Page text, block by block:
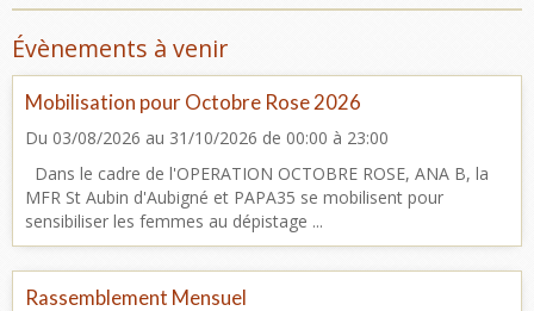
Évènements à venir
Mobilisation pour Octobre Rose 2026
Du 03/08/2026 au 31/10/2026 de 00:00 à 23:00
Dans le cadre de l'OPERATION OCTOBRE ROSE, ANA B, la
MFR St Aubin d'Aubigné et PAPA35 se mobilisent pour
sensibiliser les femmes au dépistage ...
Rassemblement Mensuel